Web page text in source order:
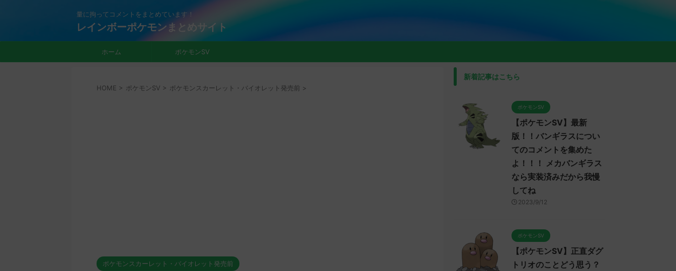
量に拘ってコメントをまとめています！
レインボーポケモンまとめサイト
ホーム ポケモンSV
HOME > ポケモンSV > ポケモンスカーレット・バイオレット発売前 >
ポケモンスカーレット・バイオレット発売前
新着記事はこちら
ポケモンSV
【ポケモンSV】最新
版！！バンギラスについ
てのコメントを集めた
よ！！！ メカバンギラス
なら実装済みだから我慢
してね
2023/9/12
ポケモンSV
【ポケモンSV】正直ダグ
トリオのことどう思う？